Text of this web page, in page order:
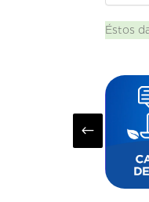
Éstos
#